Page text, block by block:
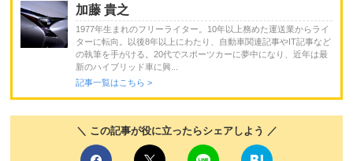
加藤 貴之
1977年生まれのフリーライター。10年以上務めた運送業からライ
ターに転向。以後8年以上にわたり、自動車関連記事やIT記事など
の執筆を手がける。20代でスポーツカーに夢中になり、近年は最
新のハイブリッド車に興...
記事一覧はこちら >
＼ この記事が役に立ったらシェアしよう ／